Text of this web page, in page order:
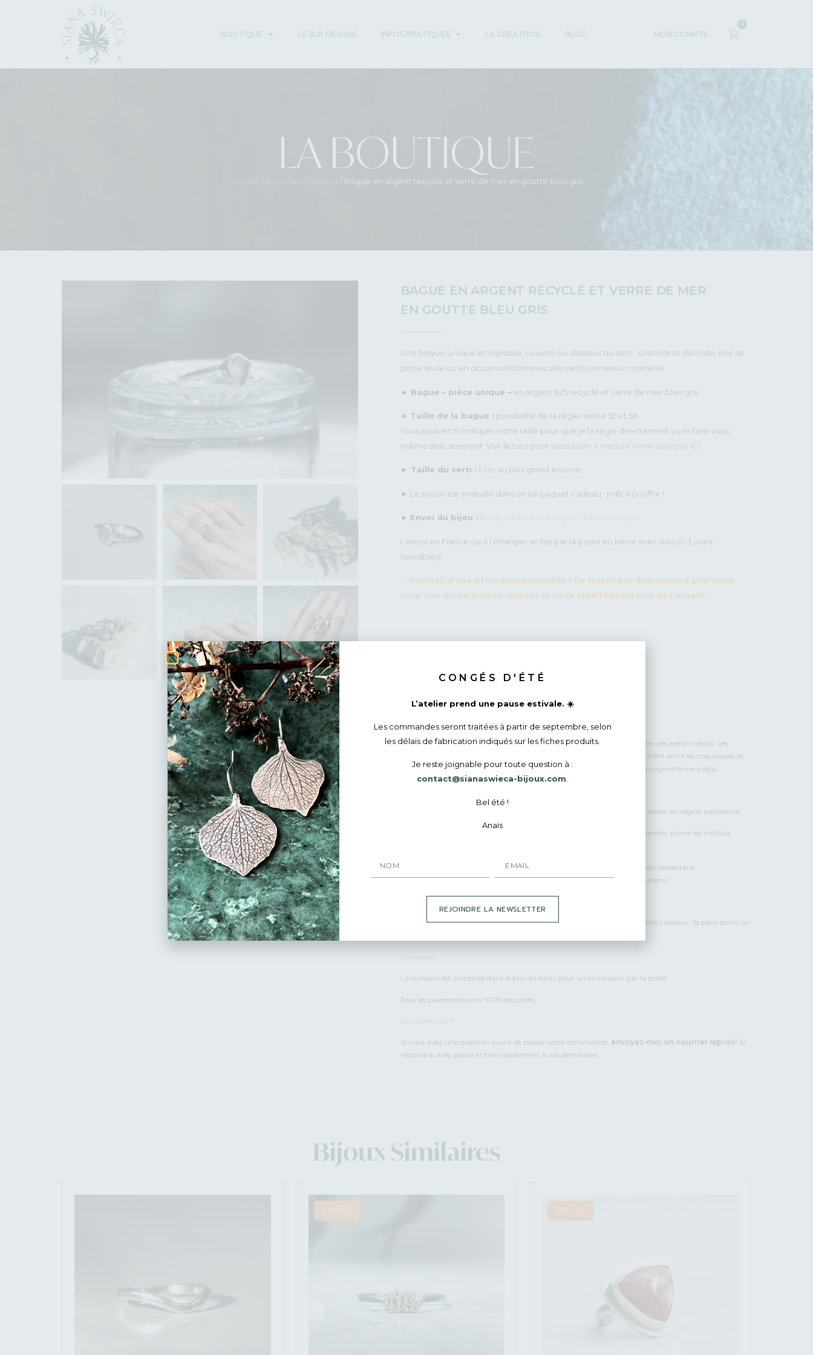
BOUTIQUE LE SUR MESURE INFOS PRATIQUES LA CRÉATRICE BLOG MON COMPTE
0
LA BOUTIQUE
/ / / Bague en argent recyclé et verre de mer en goutte bleu gris
BAGUE EN ARGENT RECYCLÉ ET VERRE DE MER
EN GOUTTE BLEU GRIS
Une bague unique et réglable, ouverte au dessous du serti. Discrète et délicate, elle se
porte seule ou en accumulation avec des petits anneaux martelés.
► Bague – pièce unique – en argent 925 recyclé et verre de mer bleu gris.
► Taille de la bague : possibilité de la régler entre 52 et 56.
Vous pouvez m’indiquer votre taille pour que je la règle directement ou le faire vous
même délicatement. Voir le tuto pour vous aider à mesure votre taille par ICI .
► Taille du serti : 1 cm au plus grand environ.
► Le bijoux est emballé dans un joli paquet cadeau : prêt à (s’)offrir !
► Envoi du bijou : le bijou este stock et prêt à être envoyé !
L’envoi en France ou à l’étranger se fait par la poste en lettre avec suivi (2-3 jours
ouvrables).
Profitez d’une offre exceptionnelle ! Ce trésor est disponible à prix doux
pour une durée limitée. Utilisez le code MONTRESOR lors de l’achat✨
Rupture de stock
DÉTAILS :
Au gré de mes balades au bord de la mer, je ramasse ce que j’aime appeler des petits trésors, ces
morceaux de verres, dépolis par les allers et venues des vagues, qui se cachent entre les coquillages et
les galets. Leurs couleurs naturelles et leur aspect brut leur donnent une originalité sans égal.
Les bijoux Siana Swieca sont réalisés à la main par mes soins dans mon atelier en région parisienne.
J’utilise des plaques et des fils d’argent recyclé puis je scie, lime, soude, martèle, ponce les métaux
Adepte du slow made, je conçois mes collections sans sur-production et en respectant
l’environnement. Mes fournisseurs (métal et apprêts) sont français ou italiens.
Vos bijoux sont emballés avec beaucoup d’amour et de soin dans des boîtes cadeaux. Je peux écrire un
Livraisons
La livraison est comprise dans le prix du bijou pour un envoi suivi par la poste.
Tous les paiements sont 100% sécurisés.
Des questions ?
Si vous avez une question avant de passer votre commande, envoyez-moi un courrier rapide! Je
répondrai avec plaisir et très rapidement à vos demandes.
Bijoux Similaires
ÉPUISÉ ÉPUISÉ
CONGÉS D'ÉTÉ
L’atelier prend une pause estivale. ☀️
Les commandes seront traitées à partir de septembre, selon
les délais de fabrication indiqués sur les fiches produits.
Je reste joignable pour toute question à :
contact@sianaswieca-bijoux.com.
Bel été !
Anaïs
REJOINDRE LA NEWSLETTER